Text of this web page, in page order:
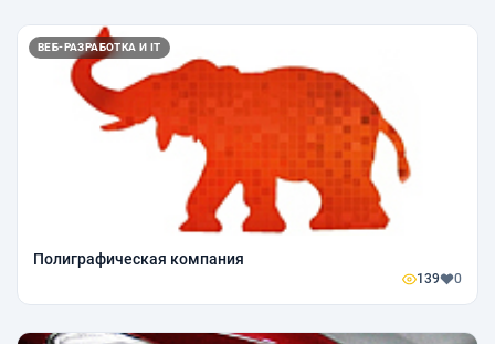
ВЕБ-РАЗРАБОТКА И IT
Полиграфическая компания
139 0